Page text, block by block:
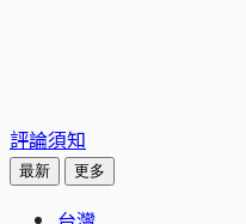
評論須知
最新 更多